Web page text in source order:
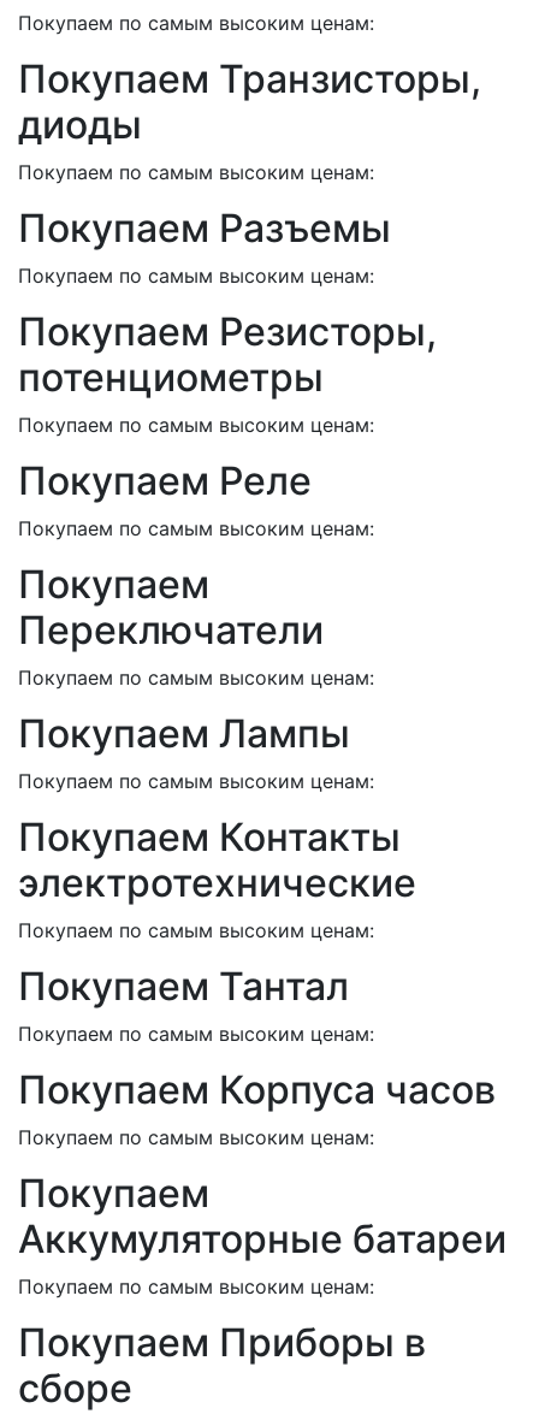
Покупаем по самым высоким ценам:
Покупаем Транзисторы,
диоды
Покупаем по самым высоким ценам:
Покупаем Разъемы
Покупаем по самым высоким ценам:
Покупаем Резисторы,
потенциометры
Покупаем по самым высоким ценам:
Покупаем Реле
Покупаем по самым высоким ценам:
Покупаем
Переключатели
Покупаем по самым высоким ценам:
Покупаем Лампы
Покупаем по самым высоким ценам:
Покупаем Контакты
электротехнические
Покупаем по самым высоким ценам:
Покупаем Тантал
Покупаем по самым высоким ценам:
Покупаем Корпуса часов
Покупаем по самым высоким ценам:
Покупаем
Аккумуляторные батареи
Покупаем по самым высоким ценам:
Покупаем Приборы в
сборе